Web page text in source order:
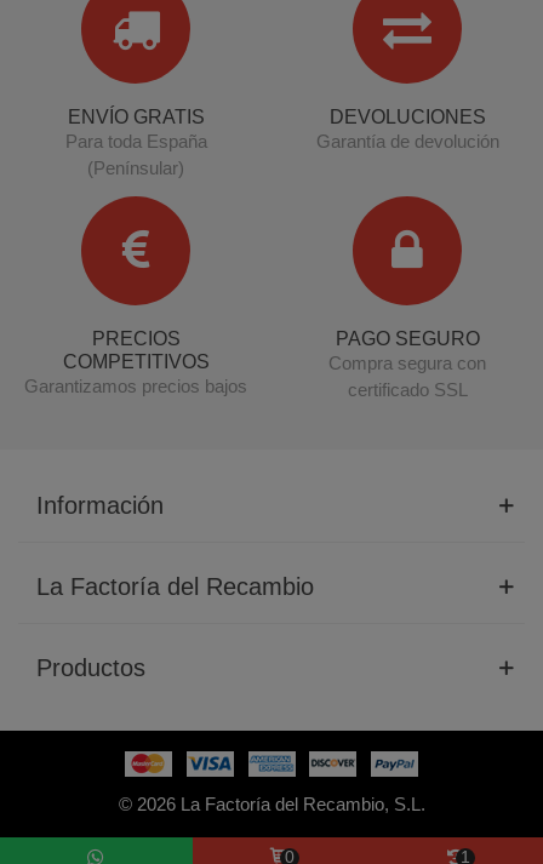
ENVÍO GRATIS
Para toda España
(Penínsular)
DEVOLUCIONES
Garantía de devolución
PRECIOS
COMPETITIVOS
Garantizamos precios bajos
PAGO SEGURO
Compra segura con
certificado SSL
Información
La Factoría del Recambio
Productos
© 2026 La Factoría del Recambio, S.L.
0 1